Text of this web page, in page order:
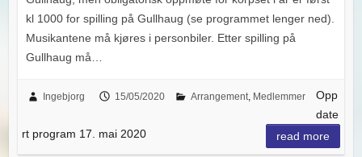
kl 1000 for spilling på Gullhaug (se programmet lenger ned).
Musikantene må kjøres i personbiler. Etter spilling på
Gullhaug må…
Ingebjorg 15/05/2020 Arrangement, Medlemmer
Opp
date
rt program 17. mai 2020
read more